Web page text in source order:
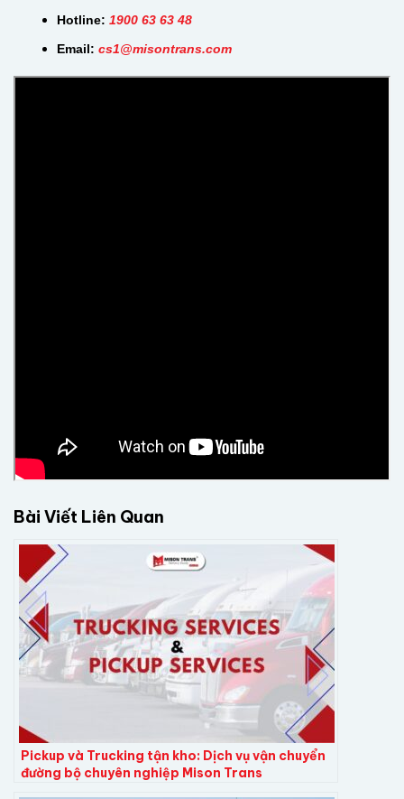
Hotline: 1900 63 63 48
Email: cs1@misontrans.com
Bài Viết Liên Quan
Pickup và Trucking tận kho: Dịch vụ vận chuyển
đường bộ chuyên nghiệp Mison Trans